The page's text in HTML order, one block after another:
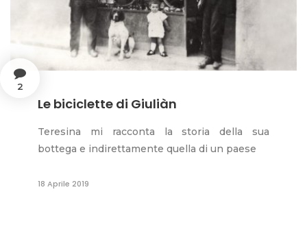
2
Le biciclette di Giuliàn
Teresina mi racconta la storia della sua
bottega e indirettamente quella di un paese
18 Aprile 2019